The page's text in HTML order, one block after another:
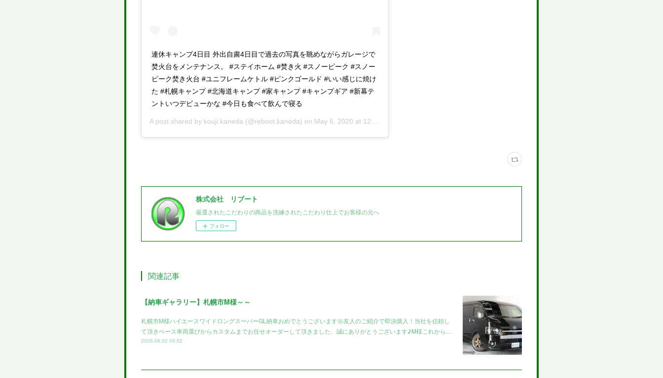
連休キャンプ4日目 外出自粛4日目で過去の写真を眺めながらガレージで
焚火台をメンテナンス。 #ステイホーム #焚き火 #スノーピーク #スノー
ピーク焚き火台 #ユニフレームケトル #ピンクゴールド #いい感じに焼け
た #札幌キャンプ #北海道キャンプ #家キャンプ #キャンプギア #新幕テ
ントいつデビューかな #今日も食べて飲んで寝る
A post shared by kouji.kaneda (@reboot.kaneda) on May 6, 2020 at 12:26am PDT
株式会社 リブート
厳選されたこだわりの商品を洗練されたこだわり仕上でお客様の元へ
フォロー
関連記事
【納車ギャラリー】札幌市M様～～
札幌市M様ハイエースワイドロングスーパーGL納車おめでとうございます㊗️友人のご紹介で即決購入！当社を信頼し
て頂きベース車両選びからカスタムまでお任せオーダーして頂きました。誠にありがとうございます♪M様これから…
2026.08.02 05:52